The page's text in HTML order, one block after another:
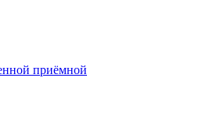
приёмной